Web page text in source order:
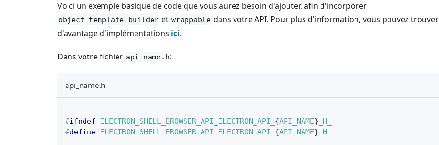
Voici un exemple basique de code que vous aurez besoin d'ajouter, afin d'incorporer
object_template_builder et wrappable dans votre API. Pour plus d'information, vous pouvez trouver
d'avantage d'implémentations ici.
Dans votre fichier api_name.h:
api_name.h
#ifndef ELECTRON_SHELL_BROWSER_API_ELECTRON_API_ {API_NAME} _H_
#define ELECTRON_SHELL_BROWSER_API_ELECTRON_API_ {API_NAME} _H_